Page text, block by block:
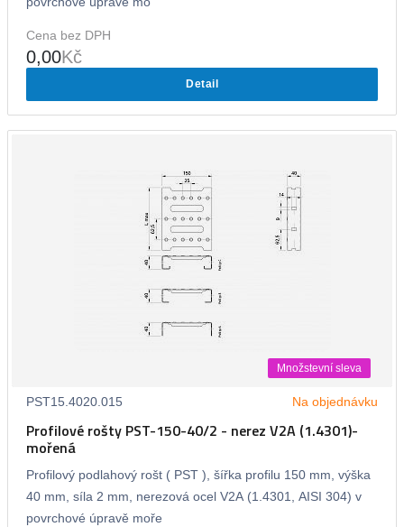
Cena bez DPH
0,00Kč
Detail
Množstevní sleva
PST15.4020.015 Na objednávku
Profilové rošty PST-150-40/2 - nerez V2A (1.4301)-
mořená
Profilový podlahový rošt ( PST ), šířka profilu 150 mm, výška
40 mm, síla 2 mm, nerezová ocel V2A (1.4301, AISI 304) v
povrchové úpravě moře